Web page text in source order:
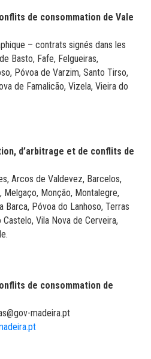
de consommation de Vale
– contrats signés dans les
Basto, Fafe, Felgueiras,
Póvoa de Varzim, Santo Tirso,
de Famalicão, Vizela, Vieira do
d’arbitrage et de conflits de
Arcos de Valdevez, Barcelos,
Melgaço, Monção, Montalegre,
Barca, Póvoa do Lanhoso, Terras
Vila Nova de Cerveira,
de consommation de
madeira.pt